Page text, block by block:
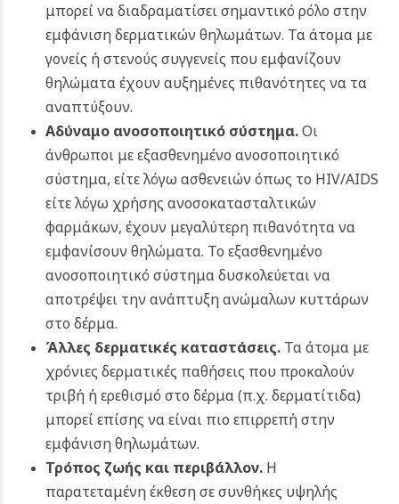
μπορεί να διαδραματίσει σημαντικό ρόλο στην
εμφάνιση δερματικών θηλωμάτων. Τα άτομα με
γονείς ή στενούς συγγενείς που εμφανίζουν
θηλώματα έχουν αυξημένες πιθανότητες να τα
αναπτύξουν.
Αδύναμο ανοσοποιητικό σύστημα.Οι
άνθρωποι με εξασθενημένο ανοσοποιητικό
σύστημα, είτε λόγω ασθενειών όπως το HIV/AIDS
είτε λόγω χρήσης ανοσοκατασταλτικών
φαρμάκων, έχουν μεγαλύτερη πιθανότητα να
εμφανίσουν θηλώματα. Το εξασθενημένο
ανοσοποιητικό σύστημα δυσκολεύεται να
αποτρέψει την ανάπτυξη ανώμαλων κυττάρων
στο δέρμα.
Άλλες δερματικές καταστάσεις. Τα άτομα με
χρόνιες δερματικές παθήσεις που προκαλούν
τριβή ή ερεθισμό στο δέρμα (π.χ. δερματίτιδα)
μπορεί επίσης να είναι πιο επιρρεπή στην
εμφάνιση θηλωμάτων.
Τρόπος ζωής και περιβάλλον. Η
παρατεταμένη έκθεση σε συνθήκες υψηλής